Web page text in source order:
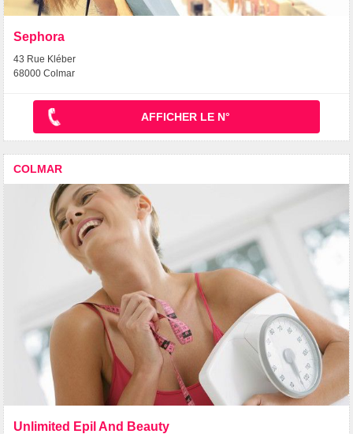
Sephora
43 Rue Kléber
68000 Colmar
AFFICHER LE N°
COLMAR
Unlimited Epil And Beauty